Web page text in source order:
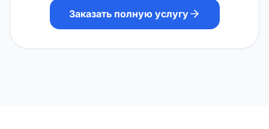
Заказать полную услугу